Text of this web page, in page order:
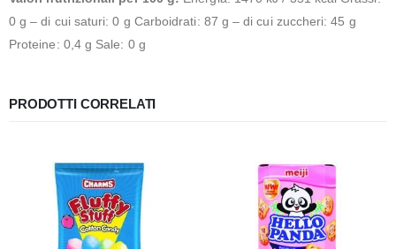
0 g – di cui saturi: 0 g Carboidrati: 87 g – di cui zuccheri: 45 g
Proteine: 0,4 g Sale: 0 g
PRODOTTI CORRELATI